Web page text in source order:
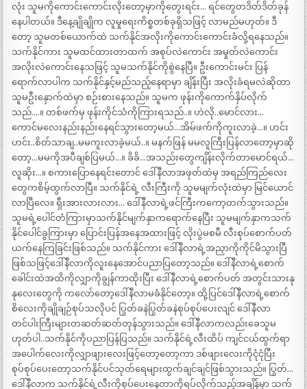
လုံး သူမကိုကောင်းကောင်းလိုးတော့မှာကိုတွေးရင်း… ရင်တွေတဒိတ်ဒိတ်ခုန်
နေပါတယ်။ ဒီနေ့ချိုချိုက လူမှုရေးကိစ္စတစ်ခုရှိသဖြင့် လာမည်မဟုတ်။ ဒီ
တော့ သူမတစ်ယောက်ထဲ သက်နိုင်အလိုးကိုကောင်းကောင်းခံလို့ရနေသည်။
သက်နိုင်ကား သူမထင်ထားတာထက် အစုပ်လဲကောင်း အမှုတ်လဲကောင်း
အလိုးလဲကောင်းနေသဖြင့် သူမသက်နိုင်ကိုစွဲနေပြီ။ ဦးကောင်းမင်း ပြန်
ရောက်လာပါက သက်နိုင်နှင့်မည်သည့်နေရာမှာ ချိန်းပြီး အလိုးခံရမလဲဆိုတာ
သူမဦးနှောက်ထဲမှာ စဉ်းစားနေသည်။ သူမက ဖုန်းကိုကောက်နှိပ်လိုက်
သည်….။ တစ်ဖက်မှ ဖုန်းကိုင်သံကိုကြားရသည်..။ ဟဲလို..မောင်လား…
ကောင်မလေးနည်းနည်းနေရင်သွားတော့မယ်…အိမ်ဖက်ကိုကူးလာခဲ့…။ ဟင်း
ဟင်း..စိတ်သာချ..မမကူးလာခဲ့မယ်..။ မနက်ဖြန် မမလူကြီးပြန်လာတော့မှာဆို
တော့…မမကိုအပီချစ်ပြမယ်…။ ခိခိ…အသည်းတွေကျိန်းလိုက်တာမောင်ရယ်…
လူဆိုး…။ စကားပြောနေရင်းတောင် ဒေါ်နီလာအဖုတ်ထဲမှ အရည်ကြည်လေး
တွေကစိမ့်ထွက်လာပြီ။ သက်နိုင်ရဲ့ လီးကြီးကို သူမမျက်လုံးထဲမှာ မြင်ယောင်
လာပြီလေ။ ရှီးအားလားလား… ဒေါ်နီလာရဲ့ဖင်ကြီးကကော့တက်သွားသည်။
သူမရဲ့ပေါင်တံကြားမှာသက်နိုင်မျက်နှာကရောက်နေပြီး သူမမျက်နှာကသက်
နိုင်ပေါင်ခွကြားမှာ ပြောင်းပြန်အနေအထားဖြင့် လိုးပွဲမစမီ လီးစုပ်စောက်ပတ်
ယက်နေကြခြင်းဖြစ်သည်။ သက်နိုင်ကား ဒေါ်နီလာရဲ့အညှာကိုကိုင်မိသွားပြီ
ဖြစ်သဖြင့်ဒေါ်နီလာကိုလူးနေအောင်ပညာပြတော့သည်။ ဒေါ်နီလာရဲ့စောက်
ခေါင်းထဲအထိကိုလျှာကိုချွန်ကာထိုးပြီး ဒေါ်နီလာရဲ့စောက်ပတ် အတွင်းသားနု
နုလေးတွေကို ကလော်တော့ဒေါ်နီလာမခံနိုင်တော့။ ထို့ပြင်ဒေါ်နီလာရဲ့စောက်
စိလေးကိုချိုချဉ်စုပ်သလိုပင် ပြွတ်ခနဲပြွတ်ခနဲစုပ်စုပ်ပေးလျင် ဒေါ်နီလာ
တင်ပါးကြီးများတဆတ်ဆတ်တုန်သွားသည်။ ဒေါ်နီလာကလည်းခေသူမ
ဟုတ်ပါ..သက်နိုင်ကိုပညာပြန်ပြသည်။ သက်နိုင်ရဲ့လီးထိပ် ကျင်ငယ်ထွက်ရာ
အပေါက်လေးကိုလျှာဖျားလေးဖြင့်တော့တော့ကာ ဒစ်ဖျားလေးကိုငုံငုံပြီး
စုပ်စုပ်ပေးတော့သက်နိုင်ပင်သုတ်ရေများထွက်ချင်ချင်ဖြစ်သွားသည်။ ပြွတ်…
ဒေါ်နီလာက သက်နိုင်ရဲ့လီးကိုစုပ်ပေးနေတာကိုရပ်လိုက်သည့်အချိန်မှာ သက်